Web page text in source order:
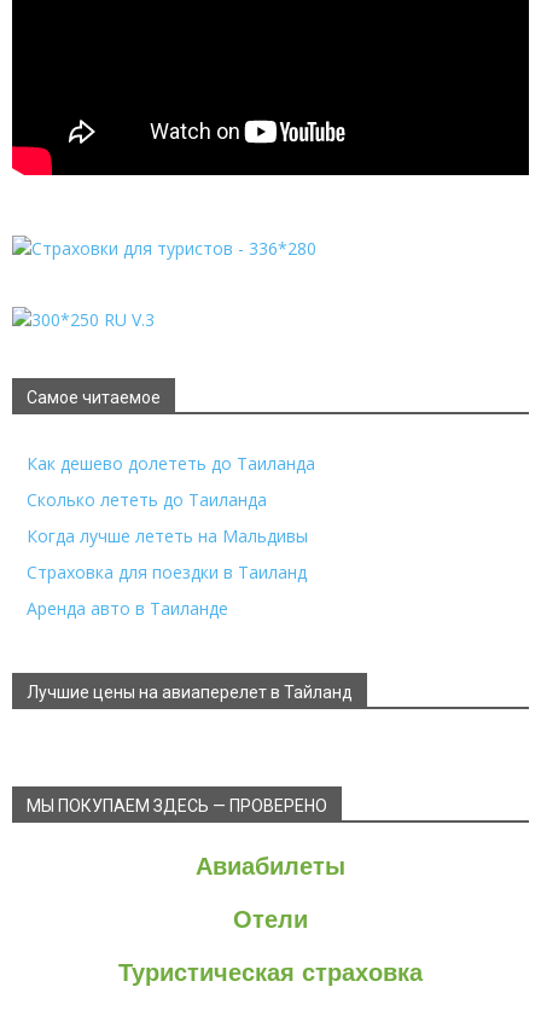
Самое читаемое
Как дешево долететь до Таиланда
Сколько лететь до Таиланда
Когда лучше лететь на Мальдивы
Страховка для поездки в Таиланд
Аренда авто в Таиланде
Лучшие цены на авиаперелет в Тайланд
МЫ ПОКУПАЕМ ЗДЕСЬ — ПРОВЕРЕНО
Авиабилеты
Отели
Туристическая страховка